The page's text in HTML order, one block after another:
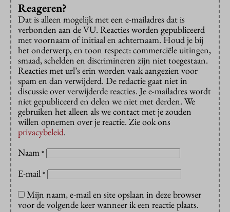
Reageren?
Dat is alleen mogelijk met een e-mailadres dat is
verbonden aan de VU. Reacties worden gepubliceerd
met voornaam of initiaal en achternaam. Houd je bij
het onderwerp, en toon respect: commerciële uitingen,
smaad, schelden en discrimineren zijn niet toegestaan.
Reacties met url’s erin worden vaak aangezien voor
spam en dan verwijderd. De redactie gaat niet in
discussie over verwijderde reacties. Je e-mailadres wordt
niet gepubliceerd en delen we niet met derden. We
gebruiken het alleen als we contact met je zouden
willen opnemen over je reactie. Zie ook ons
privacybeleid.
Naam *
E-mail *
Mijn naam, e-mail en site opslaan in deze browser
voor de volgende keer wanneer ik een reactie plaats.